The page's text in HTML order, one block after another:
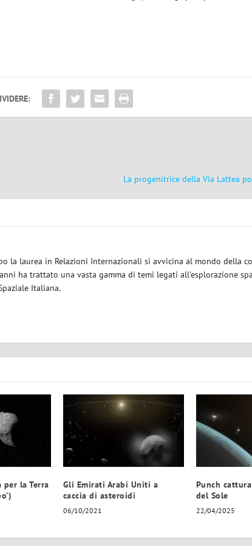
La progenitrice della Via Lattea
la laurea in Relazioni Internazionali si avvicina al mondo della
ha trattato una vasta gamma di temi legati all'esplorazione
Italiana.
per la Terra
Gli Emirati Arabi Uniti a
caccia di asteroidi
06/10/2021
Punch
del Sole
22/04/2025